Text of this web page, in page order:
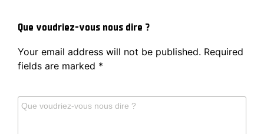
Que voudriez-vous nous dire ?
Your email address will not be published. Required
fields are marked *